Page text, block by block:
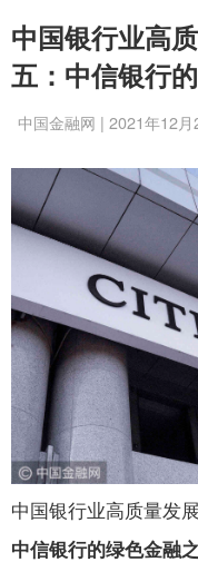
中国银行业高
五：中信银行
中国金融网 | 2021年12
中国银行业高质量发
中信银行的绿色金融